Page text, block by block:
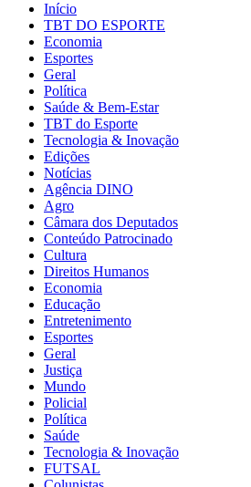
Início
TBT DO ESPORTE
Economia
Esportes
Geral
Política
Saúde & Bem-Estar
TBT do Esporte
Tecnologia & Inovação
Edições
Notícias
Agência DINO
Agro
Câmara dos Deputados
Conteúdo Patrocinado
Cultura
Direitos Humanos
Economia
Educação
Entretenimento
Esportes
Geral
Justiça
Mundo
Policial
Política
Saúde
Tecnologia & Inovação
FUTSAL